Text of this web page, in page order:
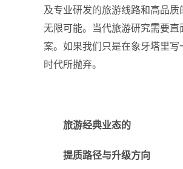
及专业研发的旅游线路和高品质
无限可能。
当代旅游研究需要
案。如果我们只是在象牙塔里
时代所抛弃。
旅游经典业态的
提质路径与升级方向